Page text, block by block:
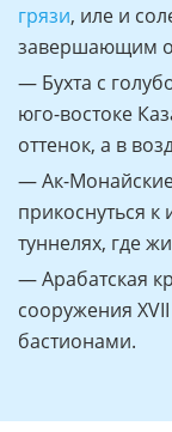
грязи, иле и
завершающим
— Бухта с
юго-востоке
оттенок, а в
— Ак-
прикоснуться
туннелях, где
— Арабатская
сооружения
бастионами.